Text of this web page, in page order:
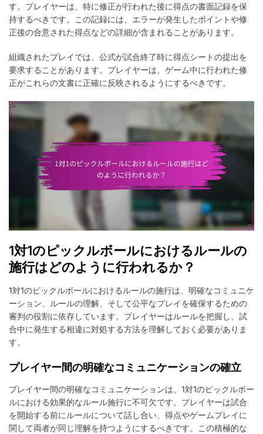
す。プレイヤーは、特に修正が行われた後に得点の書面記録を保
持するべきです。この記録には、エラーが発生したポイントや修
正後の合意された得点などの詳細が含まれることがあります。
組織されたプレイでは、公式が試合終了時に得点シートの提出を
要求することがあります。プレイヤーは、ゲーム中に行われた修
正がこれらの文書に正確に反映されるようにするべきです。
1対1のピックルボールにおけるルールの
施行はどのように行われるか？
1対1のピックルボールにおけるルールの施行は、明確なコミュニケ
ーション、ルールの理解、そして公平なプレイを確保するための
審判の役割に依存しています。プレイヤーはルールを把握し、試
合中に発生する相違に対処する方法を理解しておく必要がありま
す。
プレイヤー間の明確なコミュニケーションの確立
プレイヤー間の明確なコミュニケーションは、1対1のピックルボー
ルにおける効果的なルール施行に不可欠です。プレイヤーは試合
を開始する前にルールについて話し合い、得点やゲームプレイに
関して両者が同じ理解を持つようにするべきです。この積極的な